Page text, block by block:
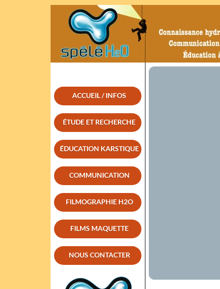
ACCUEIL / INFOS
ÉTUDE ET RECHERCHE
ÉDUCATION KARSTIQUE
COMMUNICATION
FILMOGRAPHIE H2O
FILMS MAQUETTE
NOUS CONTACTER